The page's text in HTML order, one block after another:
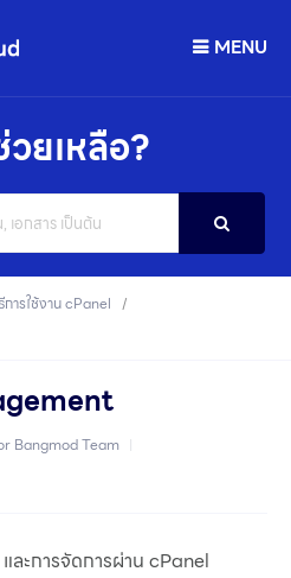
MENU
ยเหลือ?
การใช้งาน cPanel
Bangmod Team
ละการจัดการผ่าน cPanel